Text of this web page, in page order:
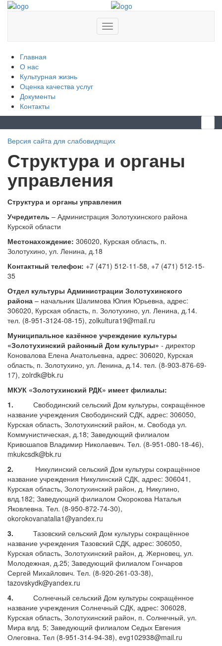
Меню сайта
Главная
О нас
Культурная жизнь
Оценка качества услуг
Документы
Контакты
Версия сайта для слабовидящих
Структура и органы
управления
Структура и органы управления
Учредитель – Администрация Золотухинского района
Курской области
Местонахождение: 306020, Курская область, п.
Золотухино, ул. Ленина, д.18
Контактный телефон: +7 (471) 512-11-58, +7 (471) 512-15-
35
Отдел культуры Администрации Золотухинского
района – начальник Шалимова Юлия Юрьевна, адрес:
306020, Курская область, п. Золотухино, ул. Ленина, д.14.
тел. (8-951-3124-08-15), zolkultura19@mail.ru
Муниципальное казённое учреждение культуры
«Золотухинский районный Дом культуры» - директор
Коновалова Елена Анатольевна, адрес: 306020, Курская
область, п. Золотухино, ул. Ленина, д.14. тел. (8-903-876-69-
17), zolrdk@bk.ru
МКУК «Золотухинский РДК» имеет филиалы:
1.
Свободинский сельский Дом культуры, сокращённое
название учреждения Свободинский СДК, адрес: 306050,
Курская область, Золотухинский район, м. Свобода ул.
Коммунистическая, д.18; Заведующий филиалом
Кривошапов Владимир Николаевич. Тел. (8-951-080-18-46),
mkukcsdk@bk.ru
2.
Никулинский сельский Дом культуры сокращённое
название учреждения Никулинский СДК, адрес: 306041,
Курская область, Золотухинский район, д. Никулино,
влд.182; Заведующий филиалом Окорокова Наталья
Яковлевна. Тел. (8-950-872-74-30),
okorokovanatalia1@yandex.ru
3.
Тазовский сельский Дом культуры сокращённое
название учреждения Тазовский СДК, адрес: 306050,
Курская область, Золотухинский район, д. Жерновец, ул.
Молодежная, д.25; Заведующий филиалом Гончаров
Сергей Михайлович. Тел. (8-920-261-03-38),
tazovskydk@yandex.ru
4.
Солнечный сельский Дом культуры сокращённое
название учреждения Солнечный СДК, адрес: 306028,
Курская область, Золотухинский район, п. Солнечный, ул.
Мира влд. 5; Заведующий филиалом Седых Евгения
Олеговна. Тел (8-951-314-94-38), evg102938@mail.ru